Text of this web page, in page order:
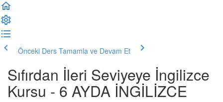
Önceki Ders Tamamla ve Devam Et
Sıfırdan İleri Seviyeye İngilizce
Kursu - 6 AYDA İNGİLİZCE